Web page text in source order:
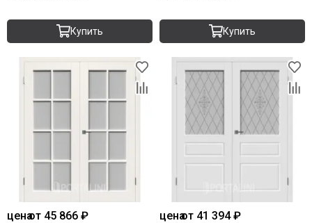
Купить Купить
ценаот 45 866 ₽ ценаот 41 394 ₽